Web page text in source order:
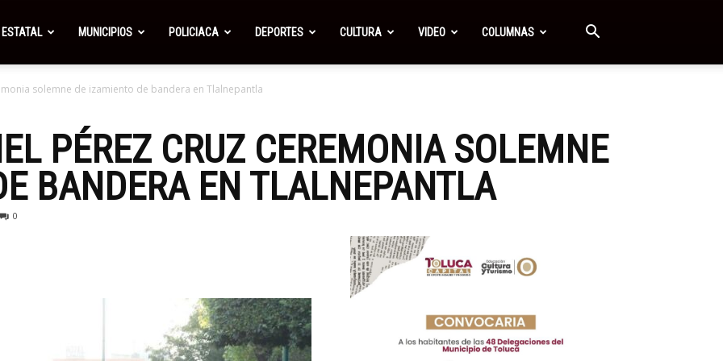
ESTATAL MUNICIPIOS POLICIACA DEPORTES CULTURA VIDEO COLUMNAS
solemne de izamiento de bandera en Tlalnepantla
PÉREZ CRUZ CEREMONIA SOLEMNE
BANDERA EN TLALNEPANTLA
0